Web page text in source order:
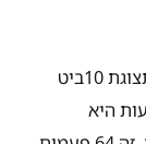
כאשר משתמשים ב DisplayPort המסך מציע תצוגת 10ביט
המשמעות היא